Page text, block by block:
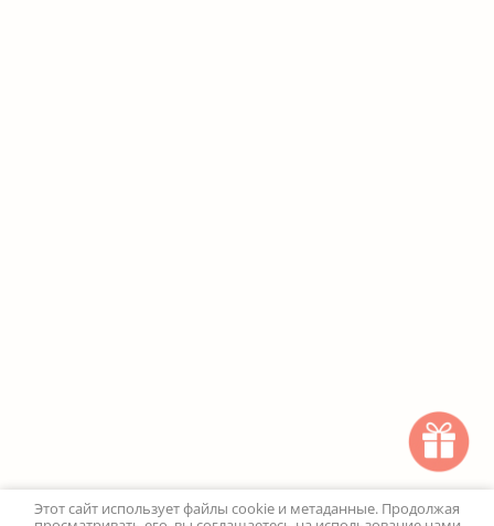
Этот сайт использует файлы cookie и метаданные. Продолжая